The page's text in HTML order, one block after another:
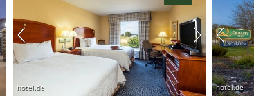
hotel.de hotel.de